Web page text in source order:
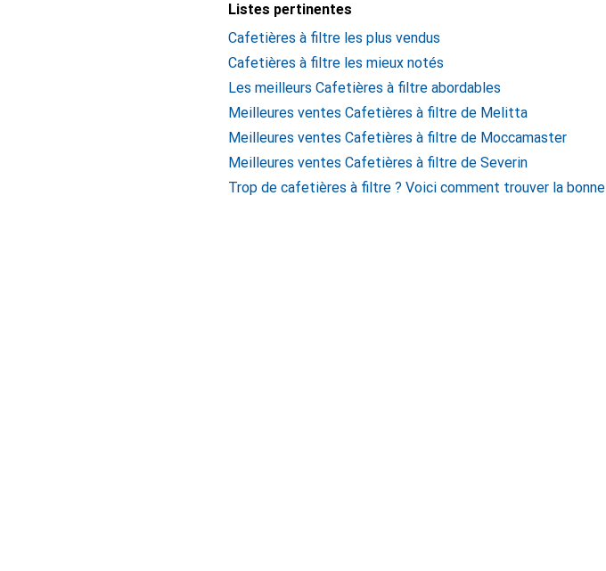
Listes pertinentes
Cafetières à filtre les plus vendus
Cafetières à filtre les mieux notés
Les meilleurs Cafetières à filtre abordables
Meilleures ventes Cafetières à filtre de Melitta
Meilleures ventes Cafetières à filtre de Moccamaster
Meilleures ventes Cafetières à filtre de Severin
Trop de cafetières à filtre ? Voici comment trouver la bonne